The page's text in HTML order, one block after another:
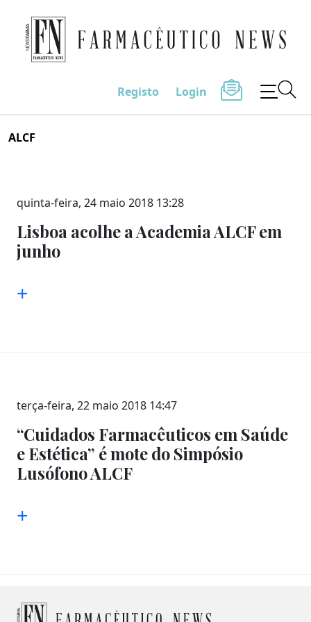
to
Farmacêutico News
Registo Login
ALCF
quinta-feira, 24 maio 2018 13:28
Lisboa acolhe a Academia ALCF em
junho
+
terça-feira, 22 maio 2018 14:47
“Cuidados Farmacêuticos em Saúde
e Estética” é mote do Simpósio
Lusófono ALCF
+